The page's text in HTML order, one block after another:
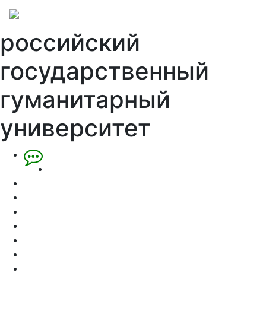
российский
государственный
гуманитарный
университет